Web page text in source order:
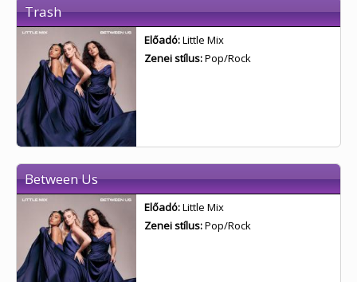
Trash
Előadó:Little Mix
Zenei stílus:Pop/Rock
Between Us
Előadó:Little Mix
Zenei stílus:Pop/Rock